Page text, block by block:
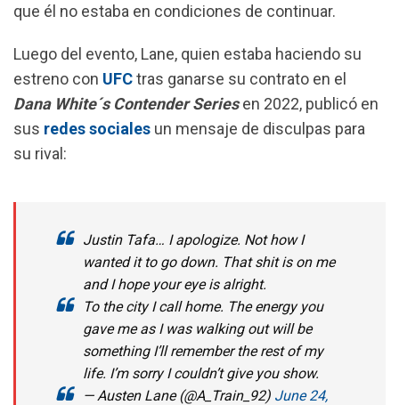
k
p
m
que él no estaba en condiciones de continuar.
Luego del evento, Lane, quien estaba haciendo su
estreno con UFCtras ganarse su contrato en el
Dana White´s Contender Seriesen 2022, publicó en
sus redes sociales un mensaje de disculpas para
su rival:
Justin Tafa… I apologize. Not how I
wanted it to go down. That shit is on me
and I hope your eye is alright.
To the city I call home. The energy you
gave me as I was walking out will be
something I’ll remember the rest of my
life. I’m sorry I couldn’t give you show.
— Austen Lane (@A_Train_92) June 24,